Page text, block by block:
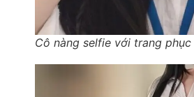
Cô nàng selfie với trang